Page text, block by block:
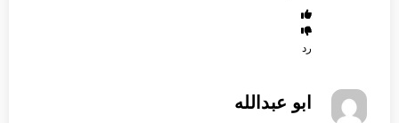
رد
ابو عبدالله